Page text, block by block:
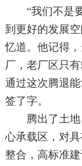
“我们不是要
到更好的发展
忆道。他记得
厂，老厂区只
通过这次腾退
签了字。
腾出了土地
心承载区，对
整合，高标准